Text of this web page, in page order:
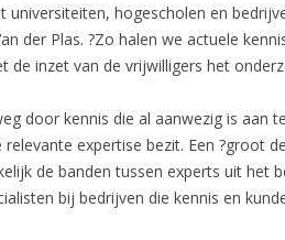
universiteiten, hogescholen en
der Plas. ?Zo halen we actuele
inzet van de vrijwilligers het
door kennis die al aanwezig is aan
expertise bezit. Een ?groot
de banden tussen experts uit
bij bedrijven die kennis en